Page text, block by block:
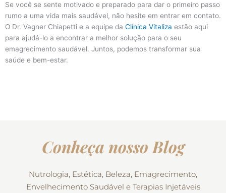
Se você se sente motivado e preparado para dar o primeiro passo
rumo a uma vida mais saudável, não hesite em entrar em contato.
O Dr. Vagner Chiapetti e a equipe da Clínica Vitaliza estão aqui
para ajudá-lo a encontrar a melhor solução para o seu
emagrecimento saudável. Juntos, podemos transformar sua
saúde e bem-estar.
Conheça nosso Blog
Nutrologia, Estética, Beleza, Emagrecimento,
Envelhecimento Saudável e Terapias Injetáveis